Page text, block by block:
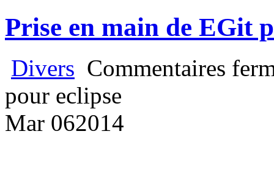
Prise en main de EGit
Divers Commentaires
pour eclipse
Mar 062014